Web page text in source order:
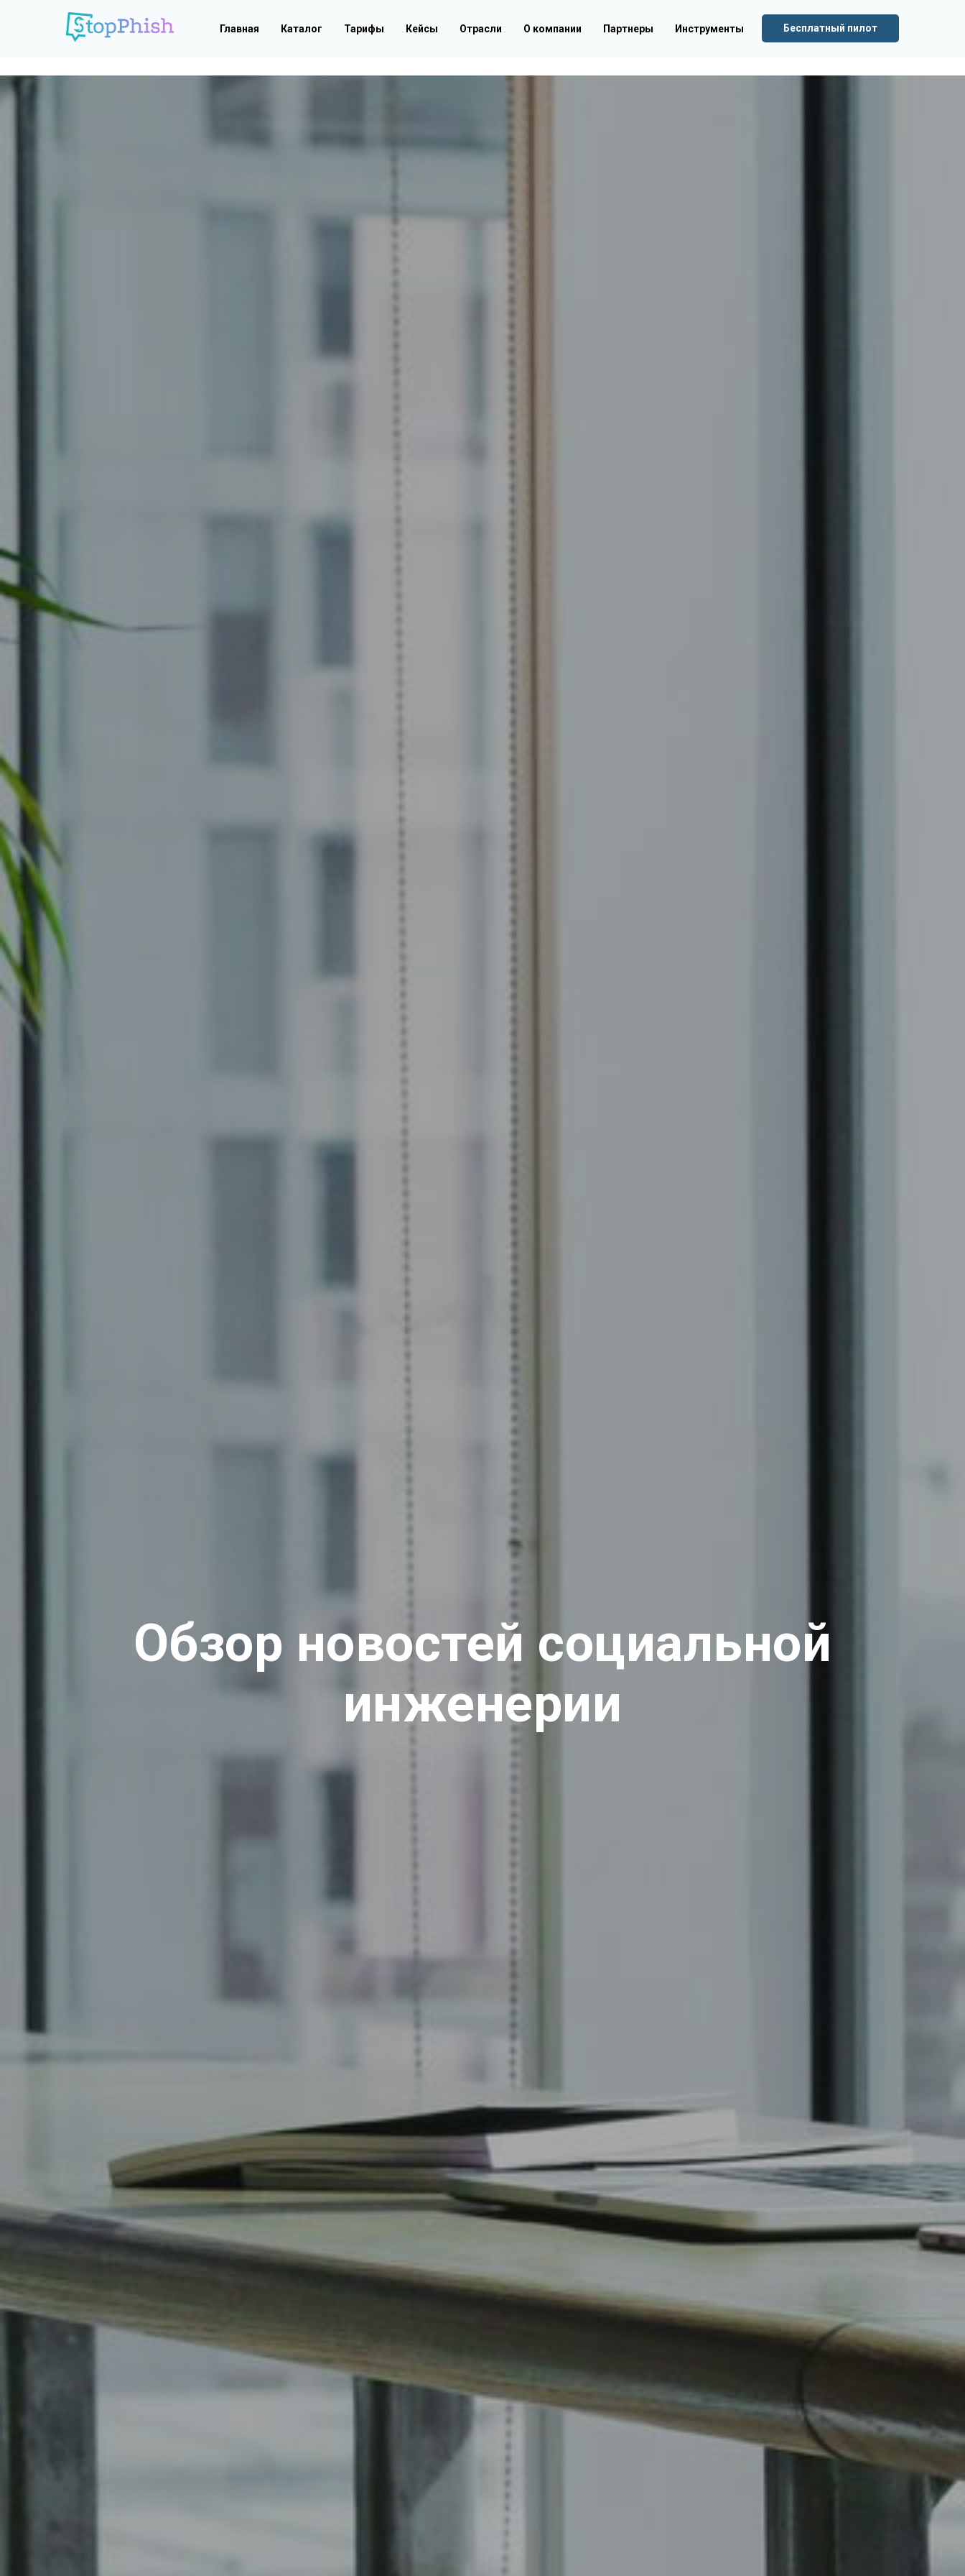
Главная Каталог Тарифы Кейсы Отрасли О компании Партнеры Инструменты Бесплатный пилот
Обзор новостей социальной
инженерии